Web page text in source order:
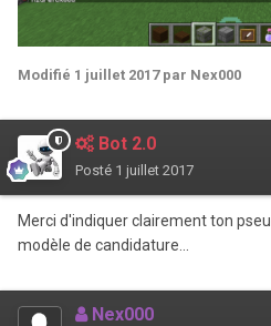
Modifié 1 juillet 2017par Nex000
Bot 2.0
Posté 1 juillet 2017
Merci d'indiquer clairement ton
modèle de candidature...
Nex000